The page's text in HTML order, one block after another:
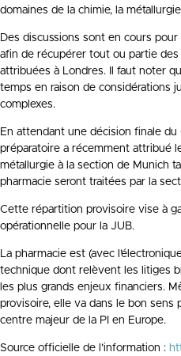
domaines de la chimie, la
Des discussions sont en cours
afin de récupérer tout ou partie
attribuées à Londres. Il faut noter
temps en raison de considérations
complexes.
En attendant une décision finale
préparatoire a récemment attribué
métallurgie à la section de Munich
pharmacie seront traitées par la
Cette répartition provisoire vise à
opérationnelle pour la JUB.
La pharmacie est (avec
technique dont relèvent les litiges
les plus grands enjeux financiers.
provisoire, elle va dans le bon sens
centre majeur de la PI en Europe.
Source officielle de l’information :